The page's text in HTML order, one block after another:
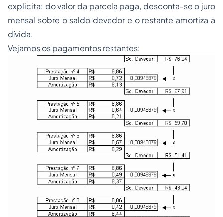
explicita: do valor da parcela paga, desconta-se o juro
mensal sobre o saldo devedor e o restante amortiza a
dívida.
Vejamos os pagamentos restantes: